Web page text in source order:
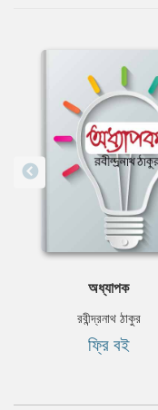
অধ্যাপক
রবীন্দ্রনাথ ঠাকুর
ফ্রি বই